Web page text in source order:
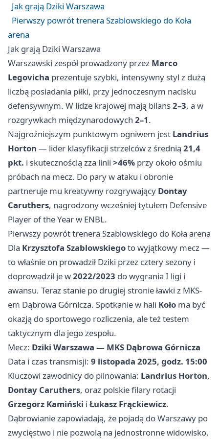
Jak grają Dziki Warszawa
Pierwszy powrót trenera Szablowskiego do Koła
arena
Jak grają Dziki Warszawa
Warszawski zespół prowadzony przez Marco
Legovicha prezentuje szybki, intensywny styl z dużą
liczbą posiadania piłki, przy jednoczesnym nacisku
defensywnym. W lidze krajowej mają bilans2–3, a w
rozgrywkach międzynarodowych 2–1.
Najgroźniejszym punktowym ogniwem jest Landrius
Horton — lider klasyfikacji strzelców z średnią 21,4
pkt. i skutecznością zza linii >46% przy około ośmiu
próbach na mecz. Do pary w ataku i obronie
partneruje mu kreatywny rozgrywający Dontay
Caruthers, nagrodzony wcześniej tytułem Defensive
Player of the Year w ENBL.
Pierwszy powrót trenera Szablowskiego do Koła arena
Dla Krzysztofa Szablowskiegoto wyjątkowy mecz —
to właśnie on prowadził Dziki przez cztery sezony i
doprowadził je w2022/2023 do wygrania I ligi i
awansu. Teraz stanie po drugiej stronie ławki z MKS-
em Dąbrowa Górnicza. Spotkanie w hali Koło ma być
okazją do sportowego rozliczenia, ale też testem
taktycznym dla jego zespołu.
Mecz: Dziki Warszawa — MKS Dąbrowa Górnicza
Data i czas transmisji: 9 listopada 2025, godz. 15:00
Kluczowi zawodnicy do pilnowania: Landrius Horton,
Dontay Caruthers, oraz polskie filary rotacji
Grzegorz Kamiński i Łukasz Frąckiewicz.
Dąbrowianie zapowiadają, że pojadą do Warszawy po
zwycięstwo i nie pozwolą na jednostronne widowisko,